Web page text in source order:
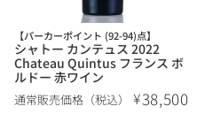
【パーカーポイント (92-94)点】
シャトー カンテュス 2022
Chateau Quintus フランス ボ
ルドー 赤ワイン
通常販売価格（税込） ¥38,500